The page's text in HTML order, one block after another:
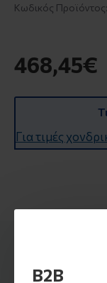
B2B
Κωδικός Προϊόντος:
468,45€
Για τιμές